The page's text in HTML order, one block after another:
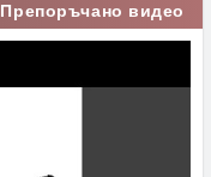
Препоръчано видео